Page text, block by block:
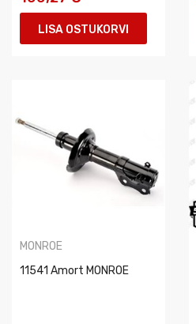
LISA OSTUKORVI
MONROE
11541 Amort MONROE